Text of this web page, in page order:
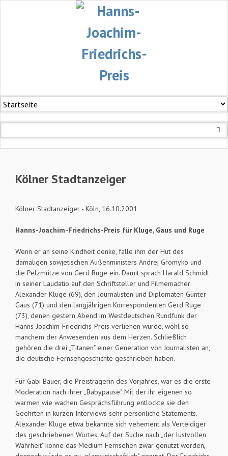
überspringen
Kölner Stadtanzeiger
Kölner Stadtanzeiger - Köln, 16.10.2001
Hanns-Joachim-Friedrichs-Preis für Kluge, Gaus und Ruge
Wenn er an seine Kindheit denke, falle ihm der Hut des
damaligen sowjetischen Außenministers Andrej Gromyko und
die Pelzmütze von Gerd Ruge ein. Damit sprach Harald Schmidt
in seiner Laudatio auf den Schriftsteller und Filmemacher
Alexander Kluge (69), den Journalisten und Diplomaten Günter
Gaus (71) und den langjährigen Korrespondenten Gerd Ruge
(73), denen gestern Abend im Westdeutschen Rundfunk der
Hanns-Joachim-Friedrichs-Preis verliehen wurde, wohl so
manchem der Anwesenden aus dem Herzen. Schließlich
gehören die drei „Titanen" einer Generation von Journalisten an,
die deutsche Fernsehgeschichte geschrieben haben.
Für Gabi Bauer, die Preisträgerin des Vorjahres, war es die erste
Moderation nach ihrer „Babypause". Mit der ihr eigenen so
warmen wie wachen Gesprächsführung entlockte sie den
Geehrten in kurzen Interviews sehr persönliche Statements.
Alexander Kluge etwa bekannte sich vehement als Verteidiger
des geschriebenen Wortes. Auf der Suche nach „der lustvollen
Wahrheit" könne das Medium Fernsehen zwar genutzt werden,